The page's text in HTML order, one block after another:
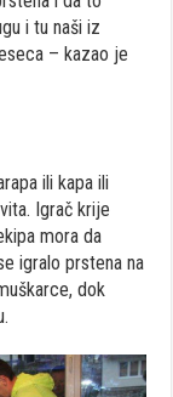
i tu naši iz
– kazao je
ili kapa ili
Igrač krije
mora da
igralo prstena na
dok